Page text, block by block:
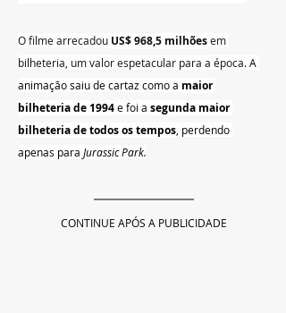
O filme arrecadou US$ 968,5 milhões em
bilheteria, um valor espetacular para a época. A
animação saiu de cartaz como a maior
bilheteria de 1994 e foi a segunda maior
bilheteria de todos os tempos , perdendo
apenas para Jurassic Park.
CONTINUE APÓS A PUBLICIDADE